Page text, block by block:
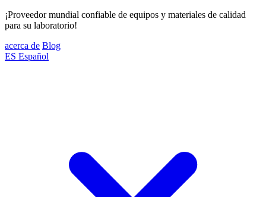
¡Proveedor mundial confiable de equipos y materiales de calidad
para su laboratorio!
acerca de Blog
ES Español